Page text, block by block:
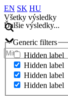
EN SK HU
Všetky výsledky
Ďalšie výsledky...
Generic filters
Hidden label
Hidden label
Hidden label
Hidden label